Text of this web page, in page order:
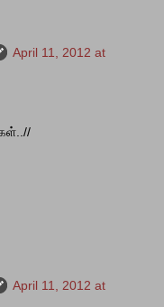
April 11, 2012 at
April 11, 2012 at